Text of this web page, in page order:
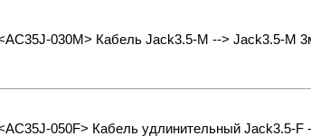
030M> Кабель Jack3.5-M --> Jack3.5-M
050F> Кабель удлинительный Jack3.5-F